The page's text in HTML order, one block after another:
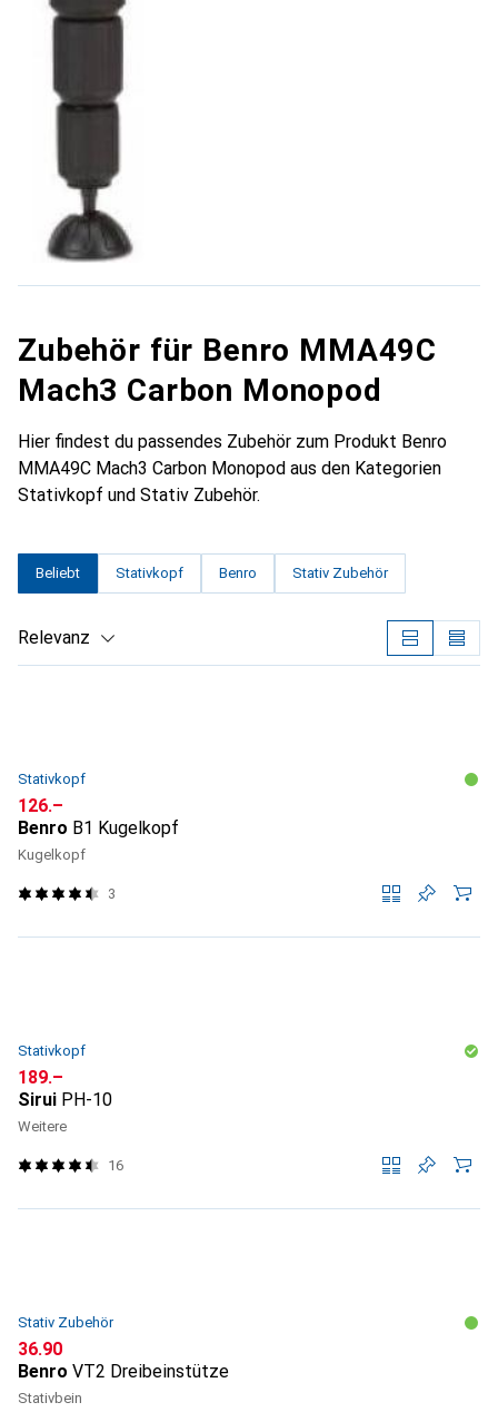
Zubehör für Benro MMA49C
Mach3 Carbon Monopod
Hier findest du passendes Zubehör zum Produkt Benro
MMA49C Mach3 Carbon Monopod aus den Kategorien
Stativkopf und Stativ Zubehör.
Beliebt Stativkopf Benro Stativ Zubehör
Relevanz
Stativkopf
CHF
126.–
Benro B1 Kugelkopf
Kugelkopf
3
Stativkopf
CHF
189.–
Sirui PH-10
Weitere
16
Stativ Zubehör
CHF
36.90
Benro VT2 Dreibeinstütze
Stativbein